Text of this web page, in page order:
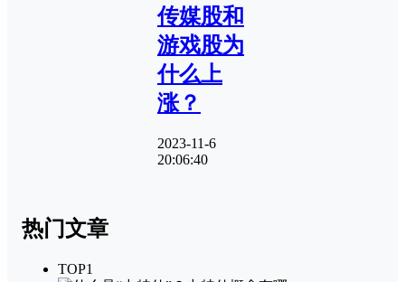
传媒股和
游戏股为
什么上
涨？
2023-11-6
20:06:40
热门文章
TOP1